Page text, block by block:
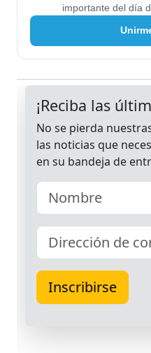
importante del día